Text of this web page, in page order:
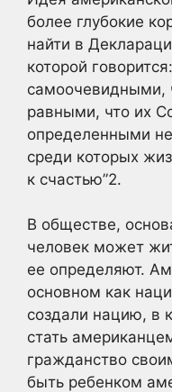
более глубокие
найти в
которой
самоочевидными,
равными, что их
определенными
среди которых
к счастью”2.
В обществе,
человек может
ее определяют.
основном как
создали нацию, в
стать
гражданство
быть ребенком